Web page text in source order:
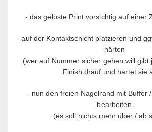
- das gelöste Print vorsichtig auf einer
- auf der Kontaktschicht platzieren und
härten
(wer auf Nummer sicher gehen will gibt
Finish drauf und härtet sie
- nun den freien Nagelrand mit Buffer
bearbeiten
(es soll nichts mehr über / ab